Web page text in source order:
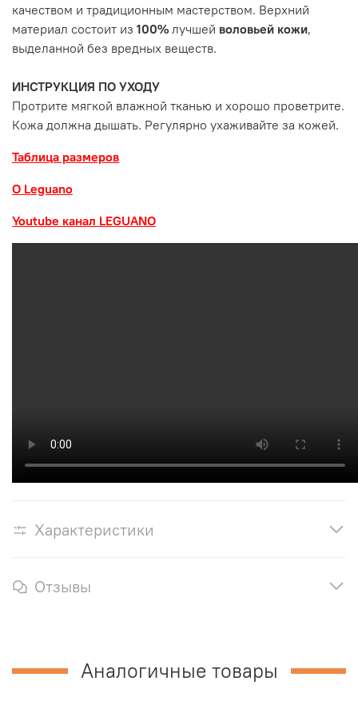
качеством и традиционным мастерством. Верхний
материал состоит из 100% лучшей воловьей кожи,
выделанной без вредных веществ.
ИНСТРУКЦИЯ ПО УХОДУ
Протрите мягкой влажной тканью и хорошо проветрите.
Кожа должна дышать. Регулярно ухаживайте за кожей.
Таблица размеров
О Leguano
Youtube канал LEGUANO
Характеристики
Отзывы
Аналогичные товары